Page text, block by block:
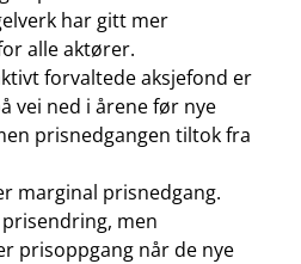
har gitt mer
alle aktører.
forvaltede aksjefond er
vei ned i årene før nye
prisnedgangen tiltok fra
marginal prisnedgang.
men
prisoppgang når de nye